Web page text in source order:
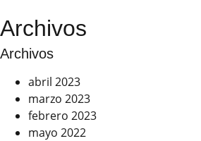
Archivos
Archivos
abril 2023
marzo 2023
febrero 2023
mayo 2022